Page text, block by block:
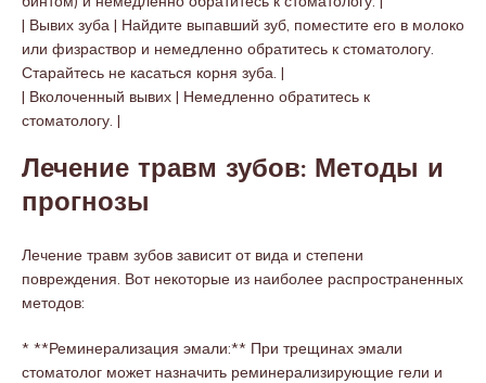
| Вывих зуба | Найдите выпавший зуб, поместите его в молоко
или физраствор и немедленно обратитесь к стоматологу.
Старайтесь не касаться корня зуба. |
| Вколоченный вывих | Немедленно обратитесь к
стоматологу. |
Лечение травм зубов: Методы и
прогнозы
Лечение травм зубов зависит от вида и степени
повреждения. Вот некоторые из наиболее распространенных
методов:
* **Реминерализация эмали:** При трещинах эмали
стоматолог может назначить реминерализирующие гели и